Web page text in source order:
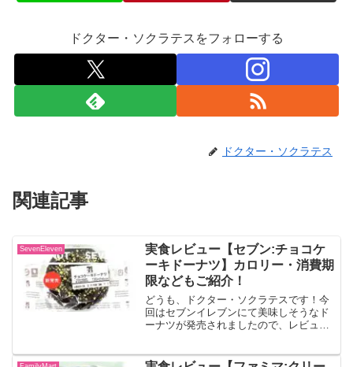
ドクター・ソクラテスをフォローする
ドクター・ソクラテス
関連記事
SevenEleven
実食レビュー【セブン:チョコケ
ーキドーナツ】カロリー・消費期
限などもご紹介！
どうも、ドクター・ソクラテスです！今
回はセブンイレブンにて美味しそうなド
ーナツが発売されましたので、レビュー
にチョココーチングをして表面にバター